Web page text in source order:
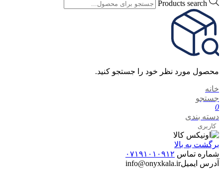
Products search
محصول مورد نظر خود را جستجو کنید.
خانه
جستجو
0
دسته بندی
کاربری
برگشت به بالا
شماره تماس ۰۷۱۹۱۰۱۰۹۱۲
آدرس ایمیلinfo@onyxkala.ir